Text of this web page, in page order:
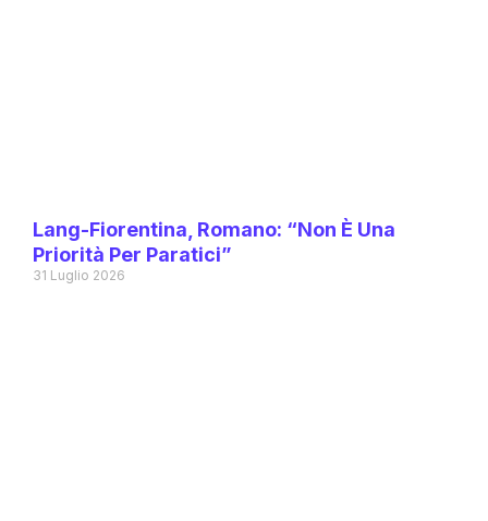
Lang-Fiorentina, Romano: “Non È Una
Priorità Per Paratici”
31 Luglio 2026